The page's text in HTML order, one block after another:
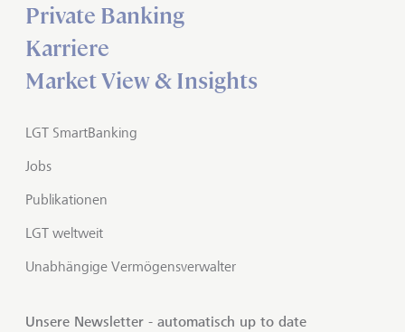
Private Banking
Karriere
Market View & Insights
LGT SmartBanking
Jobs
Publikationen
LGT weltweit
Unabhängige Vermögensverwalter
Unsere Newsletter - automatisch up to date